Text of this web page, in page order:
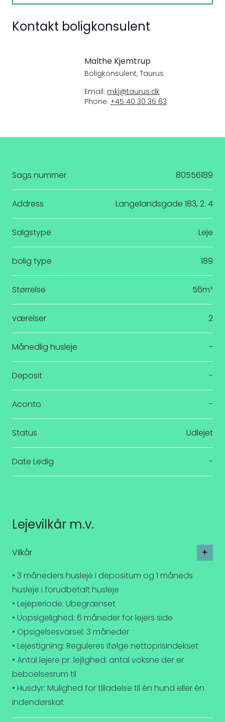
Kontakt boligkonsulent
Malthe Kjemtrup
Boligkonsulent, Taurus
Email: mkj@taurus.dk
Phone: +45 40 30 36 63
Sags nummer 80556189
Address Langelandsgade 183, 2. 4
Salgstype Leje
bolig type 189
Størrelse 56m²
værelser 2
Månedlig husleje -
Deposit -
Aconto -
Status Udlejet
Date Ledig -
Lejevilkår m.v.
Vilkår
• 3 måneders husleje i depositum og 1 måneds
husleje i forudbetalt husleje
• Lejeperiode: Ubegrænset
• Uopsigelighed: 6 måneder for lejers side
• Opsigelsesvarsel: 3 måneder
• Lejestigning: Reguleres ifølge nettoprisindekset
• Antal lejere pr. lejlighed: antal voksne der er
beboelsesrum til
• Husdyr: Mulighed for tilladelse til én hund eller én
indendørskat